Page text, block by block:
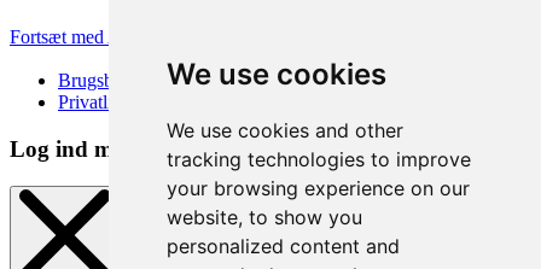
We use cookies
We use cookies and other
tracking technologies to improve
your browsing experience on our
website, to show you
personalized content and
Fortsæt med Apple
Brugsbetingelser
Privatlivspolitik
Log ind metode